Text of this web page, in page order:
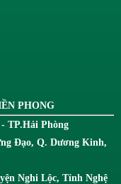
PHONG
TP.Hải Phòng
Đạo, Q. Dương Kinh,
Nghi Lộc, Tỉnh Nghệ